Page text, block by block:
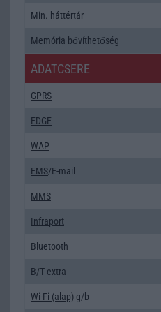
Min. háttértár
Memória bővíthetőség
ADATCSERE
GPRS
EDGE
WAP
EMS/E-mail
MMS
Infraport
Bluetooth
B/T extra
Wi-Fi (alap) g/b